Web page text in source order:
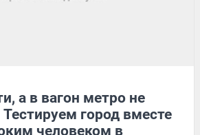
а в вагон метро не
город вместе
человеком в